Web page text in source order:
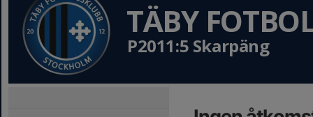
TÄBY
P2011:5 Skarpäng